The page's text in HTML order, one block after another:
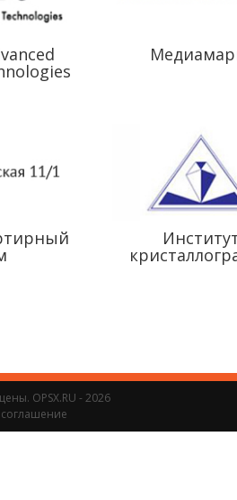
OPSX.RU - 2026
соглашение